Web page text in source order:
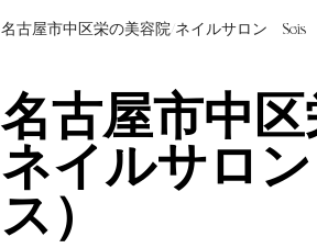
名古屋市中区栄の美容院/ネイルサロン Seis
名古屋市中
ネイルサロ
ス）